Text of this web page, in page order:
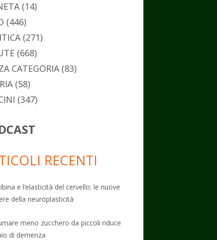
(14)
(446)
(271)
(668)
CATEGORIA(83)
(58)
(347)
RECENTI
e l’elasticità del cervello: le nuove
della neuroplasticità
meno zucchero da piccoli riduce
di demenza